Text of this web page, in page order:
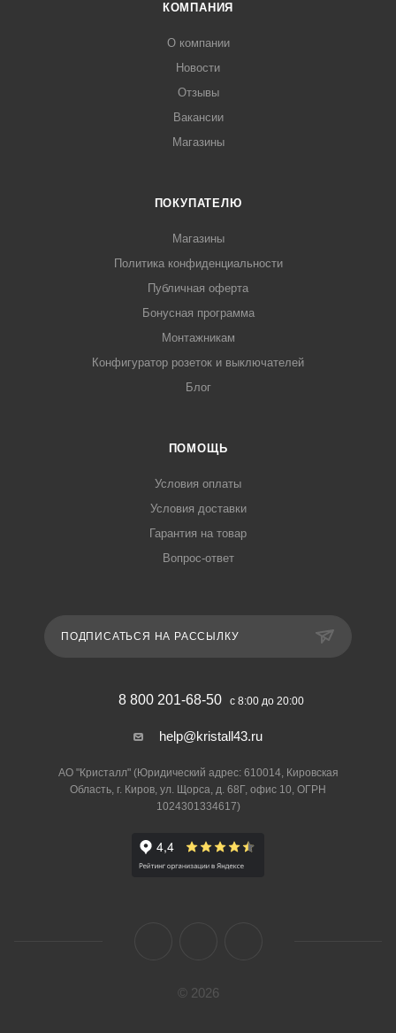
КОМПАНИЯ
О компании
Новости
Отзывы
Вакансии
Магазины
ПОКУПАТЕЛЮ
Магазины
Политика конфиденциальности
Публичная оферта
Бонусная программа
Монтажникам
Конфигуратор розеток и выключателей
Блог
ПОМОЩЬ
Условия оплаты
Условия доставки
Гарантия на товар
Вопрос-ответ
ПОДПИСАТЬСЯ НА РАССЫЛКУ
8 800 201-68-50 с 8:00 до 20:00
help@kristall43.ru
АО "Кристалл" (Юридический адрес: 610014, Кировская
Область, г. Киров, ул. Щорса, д. 68Г, офис 10, ОГРН
1024301334617)
© 2026